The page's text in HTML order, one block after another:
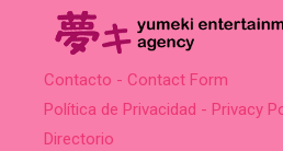
Contacto - Contact Form
Política de Privacidad - Privacy
Directorio